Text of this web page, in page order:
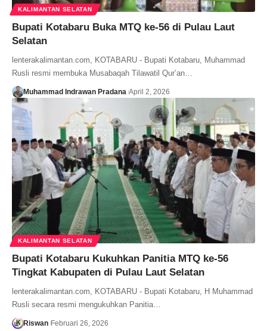
KALIMANTAN SELATAN
Bupati Kotabaru Buka MTQ ke-56 di Pulau Laut
Selatan
lenterakalimantan.com, KOTABARU - Bupati Kotabaru, Muhammad
Rusli resmi membuka Musabaqah Tilawatil Qur’an…
Muhammad Indrawan Pradana April 2, 2026
KALIMANTAN SELATAN
Bupati Kotabaru Kukuhkan Panitia MTQ ke-56
Tingkat Kabupaten di Pulau Laut Selatan
lenterakalimantan.com, KOTABARU - Bupati Kotabaru, H Muhammad
Rusli secara resmi mengukuhkan Panitia…
Riswan Februari 26, 2026